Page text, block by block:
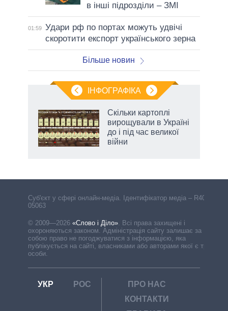
в інші підрозділи – ЗМІ
01:59 Удари рф по портах можуть удвічі
скоротити експорт українського зерна
Більше новин
ІНФОГРАФІКА
Скільки картоплі
вирощували в Україні
до і під час великої
війни
Cуб'єкт у сфері онлайн-медіа. Ідентифікатор медіа – R40-
05063
© 2009—2026 «Слово і Діло». Всі права захищені і
охороняються законом. Адміністрація сайту залишає за
собою право не погоджуватися з інформацією, яка
публікується на сайті, власниками або авторами якої є треті
особи.
УКР РОС
ПРО НАС
КОНТАКТИ